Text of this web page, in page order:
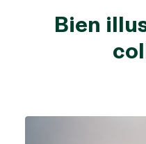
Découvrir MiiMOSA
Bien